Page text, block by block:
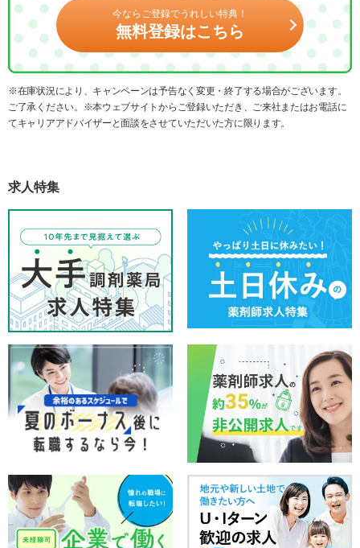
今ならご登録でうれしい特典！
無料登録はこちら
※在庫状況により、キャンペーンは予告なく変更・終了する場合がございます。
ご了承ください。※本ウェブサイトからご登録いただき、ご来社またはお電話に
てキャリアアドバイザーと面談をさせていただいた方に限ります。
求人特集